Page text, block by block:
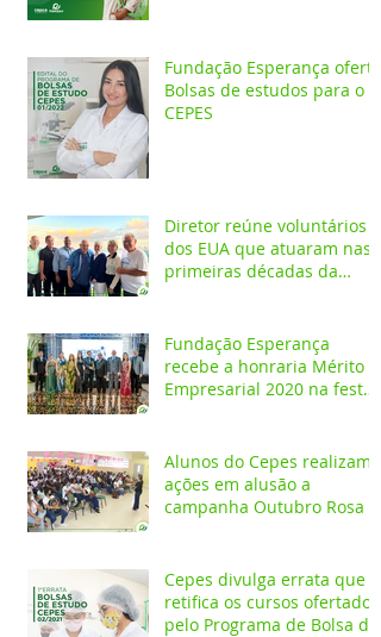
Fundação Esperança oferta
Bolsas de estudos para o
CEPES
Diretor reúne voluntários
dos EUA que atuaram nas
primeiras décadas da
Fundação Esperança
recebe a honraria Mérito
Empresarial 2020 na festa
Alunos do Cepes realizam
ações em alusão a
campanha Outubro Rosa
Cepes divulga errata que
retifica os cursos ofertados
pelo Programa de Bolsa de